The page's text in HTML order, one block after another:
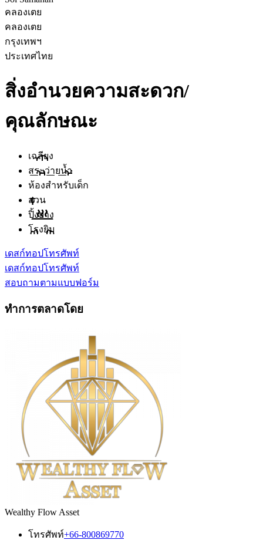
คลองเตย
คลองเตย
กรุงเทพฯ
ประเทศไทย
สิ่งอำนวยความสะดวก/
คุณลักษณะ
เฉลียง
สระว่ายน้ำ
ห้องสำหรับเด็ก
สวน
ปิ้งย่าง
โรงยิม
เดสก์ทอปโทรศัพท์
เดสก์ทอปโทรศัพท์
สอบถามตามแบบฟอร์ม
ทำการตลาดโดย
Wealthy Flow Asset
โทรศัพท์+66-800869770